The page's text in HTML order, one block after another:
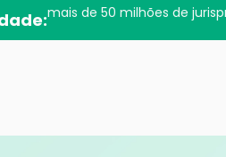
o app da Jusfy